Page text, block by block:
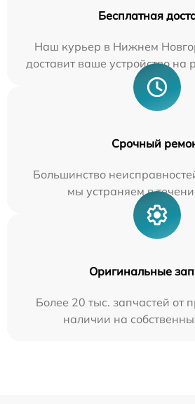
Бесплатная
Наш курьер в Нижнем
доставит ваше устройство на
Срочный
Большинство
мы устраняем в
Оригинальные
Более 20 тыс. запчастей от
наличии на